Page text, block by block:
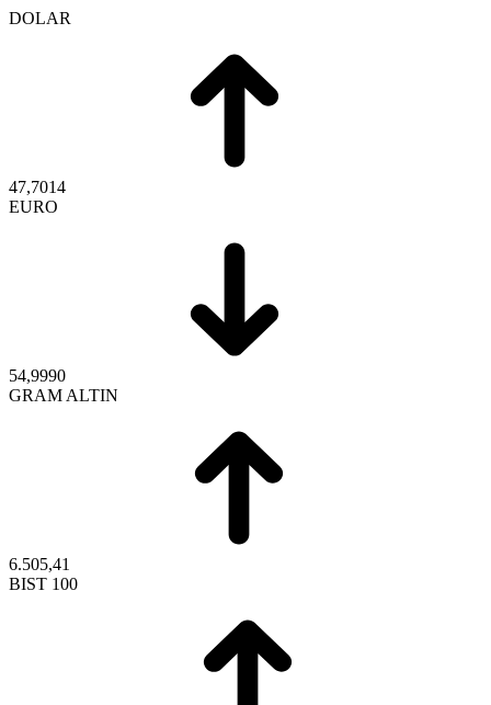
DOLAR
47,7014
EURO
54,9990
GRAM ALTIN
6.505,41
BIST 100